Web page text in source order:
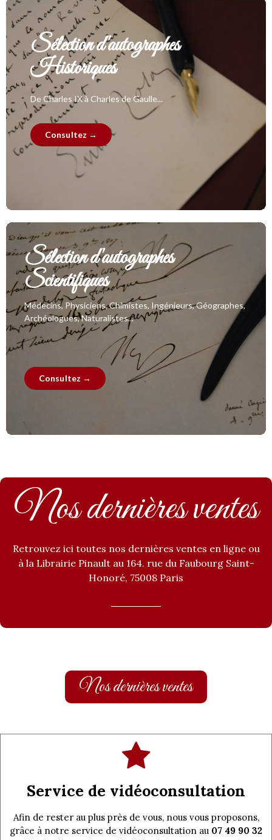
Sélection d'autographes
Historiques
De Charles IX à Charles de Gaulle...
Consultez →
Sélection d'autographes
Scientifiques
Médecins, Physiciens, Chimistes, Ingénieurs, Géographes,
Archéologues, Naturalistes...
Consultez →
Nos dernières ventes
Retrouvez ici toutes nos dernières ventes en ligne ou
à la Librairie Pinault au 164. rue du Faubourg Saint-
Honoré, 75008 Paris
Nos dernières ventes
Service de vidéoconsultation
Afin de rester au plus près de vous, nous vous proposons,
grâce à notre service de vidéoconsultation au 07 49 90 32